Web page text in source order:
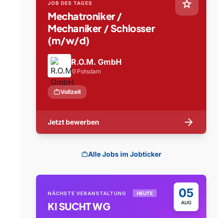
star
JOB DES TAGES
Mechatroniker /
Mechaniker / Schlosser
(m/w/d)
R.O.M. GmbH
location_on Potsdam
workVollzeit
Jetzt bewerben arrow_forward
workAlle Jobs im Jobticker
05
AUG
NÄCHSTE VERANSTALTUNG HEUTE
KI SUCHT WG